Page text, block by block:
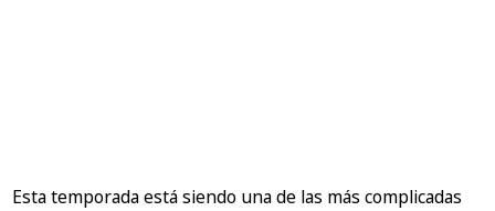
Esta temporada está siendo una de las más complicadas